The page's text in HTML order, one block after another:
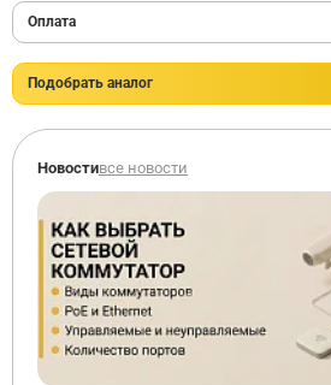
Оплата
Подобрать аналог
Новостивсе новости